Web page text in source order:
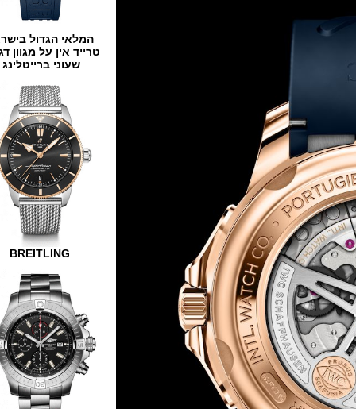
המלאי הגדול בישראל
טרייד אין על מגוון דגמים
שעוני ברייטלינג
BREITLING